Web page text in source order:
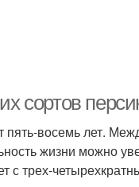
сортов
восемь лет.
жизни можно
с трех-